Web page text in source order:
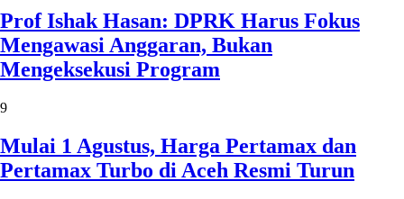
Prof Ishak Hasan: DPRK Harus Fokus
Mengawasi Anggaran, Bukan
Mengeksekusi Program
9
Mulai 1 Agustus, Harga Pertamax dan
Pertamax Turbo di Aceh Resmi Turun